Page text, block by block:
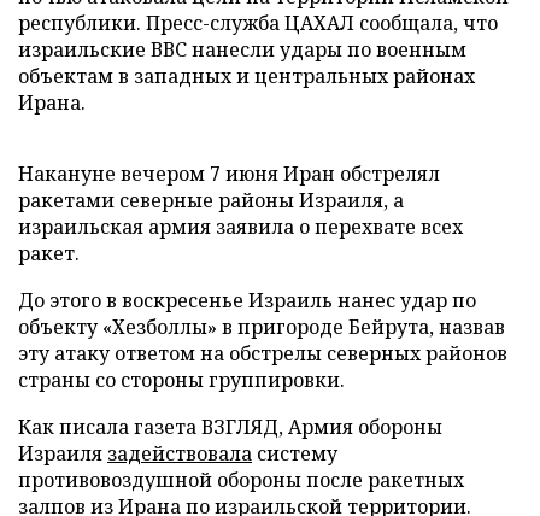
республики. Пресс-служба ЦАХАЛ сообщала, что
израильские ВВС нанесли удары по военным
объектам в западных и центральных районах
Ирана.
Накануне вечером 7 июня Иран обстрелял
ракетами северные районы Израиля, а
израильская армия заявила о перехвате всех
ракет.
До этого в воскресенье Израиль нанес удар по
объекту «Хезболлы» в пригороде Бейрута, назвав
эту атаку ответом на обстрелы северных районов
страны со стороны группировки.
Как писала газета ВЗГЛЯД, Армия обороны
Израиля задействовала систему
противовоздушной обороны после ракетных
залпов из Ирана по израильской территории.